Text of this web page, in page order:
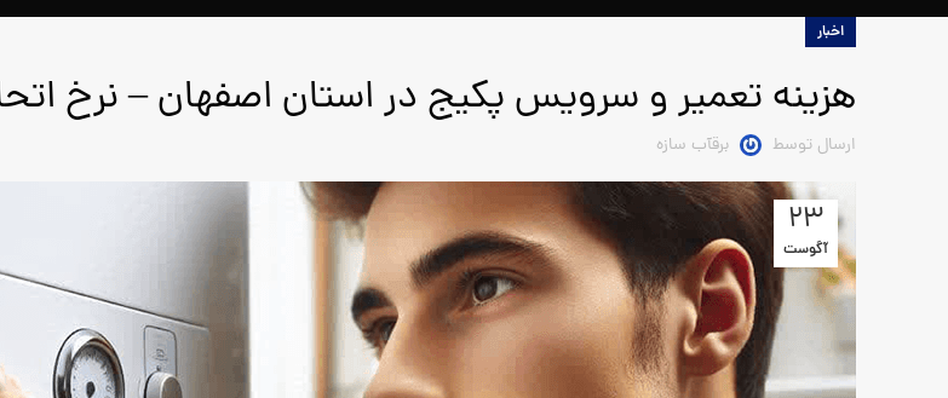
اخبار
هزینه تعمیر و سرویس پکیج در استان اصفهان – نرخ
ارسال توسط برقآب سازه
23
آگوست